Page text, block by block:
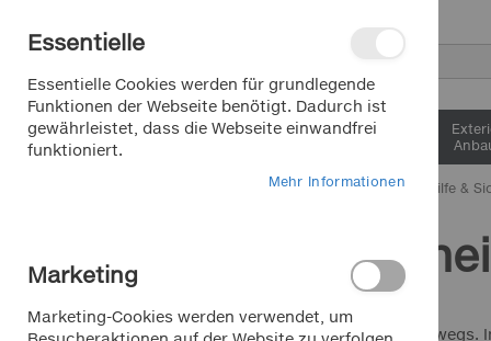
Suche
Interieur &
Home Pannenhilfe &
Immer sicher unterwegs.
pewag brenta 9
pewag brenta-c 4x4
11
Artikel
Essentielle
Essentielle Cookies werden für grundlegende
Funktionen der Webseite benötigt. Dadurch ist
gewährleistet, dass die Webseite einwandfrei
funktioniert.
Mehr Informationen
Marketing
Marketing-Cookies werden verwendet, um